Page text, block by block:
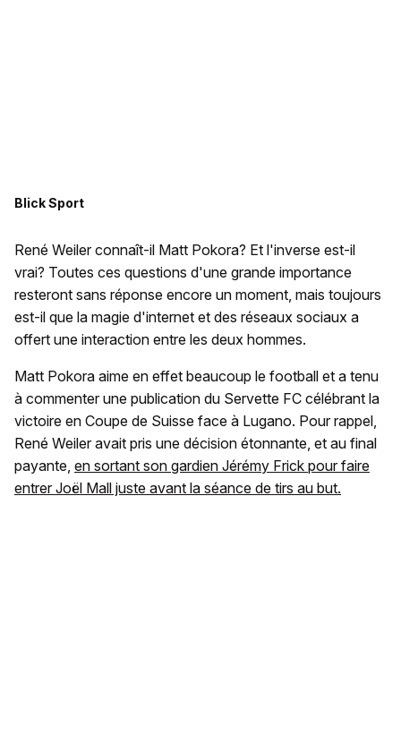
Blick Sport
René Weiler connaît-il Matt Pokora? Et l'inverse est-il
vrai? Toutes ces questions d'une grande importance
resteront sans réponse encore un moment, mais toujours
est-il que la magie d'internet et des réseaux sociaux a
offert une interaction entre les deux hommes.
Matt Pokora aime en effet beaucoup le football et a tenu
à commenter une publication du Servette FC célébrant la
victoire en Coupe de Suisse face à Lugano. Pour rappel,
René Weiler avait pris une décision étonnante, et au final
payante, en sortant son gardien Jérémy Frick pour faire
entrer Joël Mall juste avant la séance de tirs au but.